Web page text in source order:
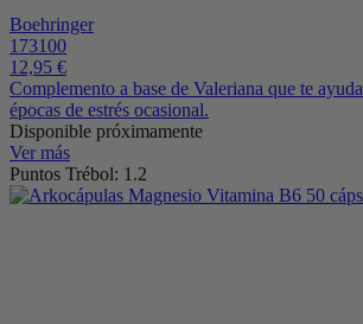
Boehringer
173100
12,95 €
Complemento a base de Valeriana que te
épocas de estrés ocasional.
Disponible próximamente
Ver más
Puntos Trébol: 1.2